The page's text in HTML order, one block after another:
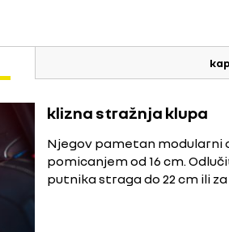
klizna stražnja klupa
Njegov pametan modularni
pomicanjem od 16 cm.
putnika straga do 22 cm ili